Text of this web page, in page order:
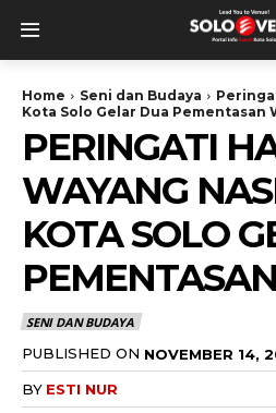
Home Seni dan Budaya
Kota Solo Gelar Dua Pementasan
PERINGATI
WAYANG
KOTA SOLO
SENI DAN BUDAYA
PUBLISHED ON NOVEMBER 14,
BY ESTI NUR